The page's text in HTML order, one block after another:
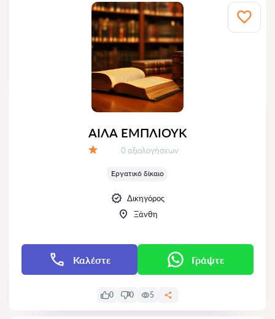
ΑΙΛΑ ΕΜΠΛΙΟΥΚ
Αξιολογήσεις:
0 αξιολογήσεων
Εργατικό δίκαιο
Δικηγόρος
Ξάνθη
Καλέστε Γράψτε
0 0 5